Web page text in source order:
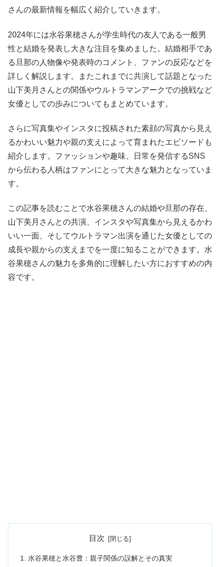
さんの最新情報を幅広く紹介していきます。
2024年には水谷果穂さんが学生時代の友人である一般男
性と結婚を発表し大きな注目を集めました。結婚相手であ
る旦那の人物像や発表時のコメント、ファンの反応などを
詳しく解説します。またこれまでに共演して話題となった
山下美月さんとの関係やウルトラマンアークでの挑戦など
女優としての歩みについてもまとめています。
さらに写真集やインスタに投稿された素顔の写真から見え
るかわいい魅力や親の支えによって育まれたエピソードも
紹介します。ファッションや趣味、日常を発信するSNS
から伝わる人柄はファンにとって大きな魅力となっていま
す。
この記事を読むことで水谷果穂さんの結婚や旦那の存在、
山下美月さんとの共演、インスタや写真集から見えるかわ
いい一面、そしてウルトラマン出演を通じた女優としての
成長や親からの支えまでを一度に知ることができます。水
谷果穂さんの魅力を多角的に理解したい方におすすめの内
容です。
目次
水谷果穂と水谷豊：親子関係の誤解とその真実